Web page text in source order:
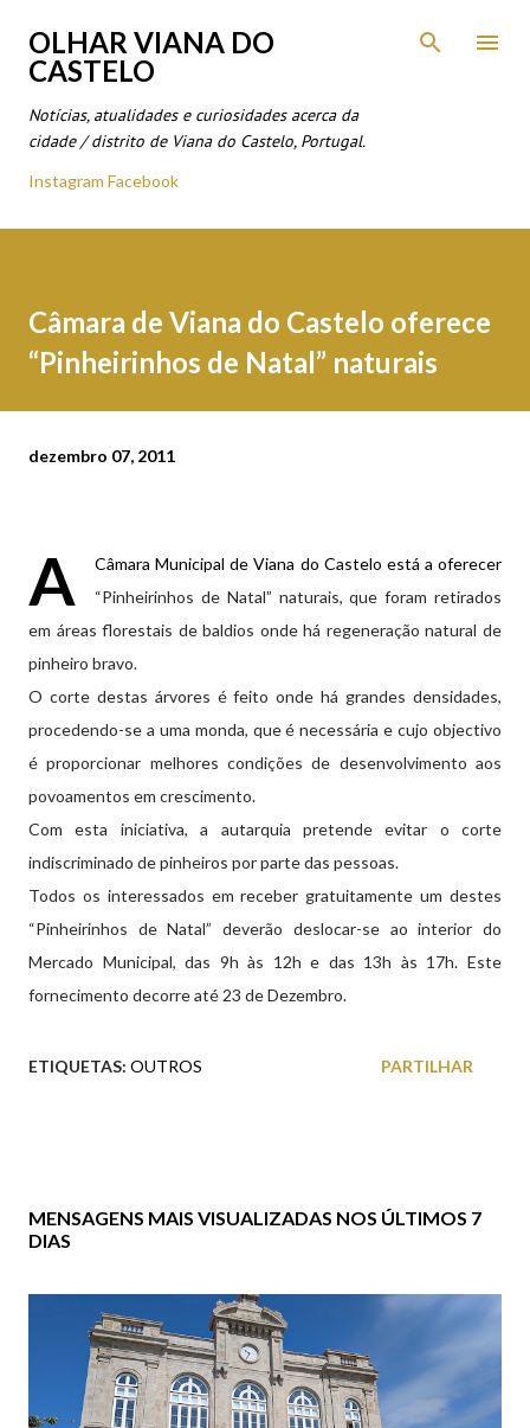
Avançar para o conteúdo principal
OLHAR VIANA DO
CASTELO
Notícias, atualidades e curiosidades acerca da
cidade / distrito de Viana do Castelo, Portugal.
Instagram Facebook
Câmara de Viana do Castelo oferece
“Pinheirinhos de Natal” naturais
dezembro 07, 2011
A
Câmara Municipal de Viana do Castelo está a oferecer
“Pinheirinhos de Natal” naturais, que foram retirados
em áreas florestais de baldios onde há regeneração natural de
pinheiro bravo.
O corte destas árvores é feito onde há grandes densidades,
procedendo-se a uma monda, que é necessária e cujo objectivo
é proporcionar melhores condições de desenvolvimento aos
povoamentos em crescimento.
Com esta iniciativa, a autarquia pretende evitar o corte
indiscriminado de pinheiros por parte das pessoas.
Todos os interessados em receber gratuitamente um destes
“Pinheirinhos de Natal” deverão deslocar-se ao interior do
Mercado Municipal, das 9h às 12h e das 13h às 17h. Este
fornecimento decorre até 23 de Dezembro.
ETIQUETAS: OUTROS PARTILHAR
MENSAGENS MAIS VISUALIZADAS NOS ÚLTIMOS 7
DIAS